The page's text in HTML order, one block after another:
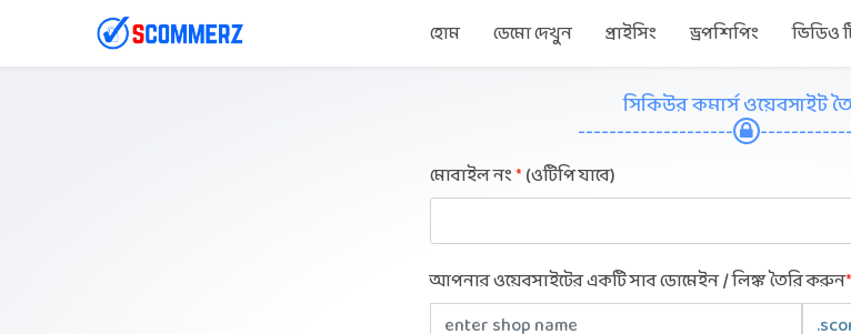
হোম ডেমো দেখুন প্রাইসিং ড্রপশিপিং ভিডিও
সিকিউর কমার্স ওয়েবসাইট
--------------------
মোবাইল নং*(ওটিপি যাবে)
আপনার ওয়েবসাইটের একটি সাব ডোমেইন / লিঙ্ক তৈরি করুন*